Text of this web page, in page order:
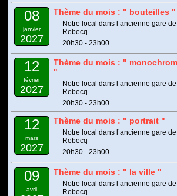
08
janvier
2027
Thème du mois : " bouteilles "
Notre local dans l’ancienne gare de
Rebecq
20h30 - 23h00
12
février
2027
Thème du mois : "
"
Notre local dans l’ancienne gare de
Rebecq
20h30 - 23h00
12
mars
2027
Thème du mois : " portrait "
Notre local dans l’ancienne gare de
Rebecq
20h30 - 23h00
09
avril
Thème du mois : " la ville "
Notre local dans l’ancienne gare de
Rebecq